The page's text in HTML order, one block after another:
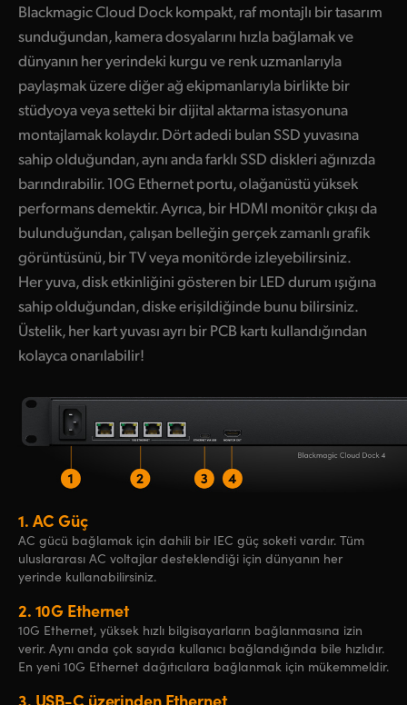
Blackmagic Cloud Dock kompakt, raf montajlı bir tasarım
sunduğundan, kamera dosyalarını hızla bağlamak ve
dünyanın her yerindeki kurgu ve renk uzmanlarıyla
paylaşmak üzere diğer ağ ekipmanlarıyla birlikte bir
stüdyoya veya setteki bir dijital aktarma istasyonuna
montajlamak kolaydır. Dört adedi bulan SSD yuvasına
sahip olduğundan, aynı anda farklı SSD diskleri ağınızda
barındırabilir. 10G Ethernet portu, olağanüstü yüksek
performans demektir. Ayrıca, bir HDMI monitör çıkışı da
bulunduğundan, çalışan belleğin gerçek zamanlı grafik
görüntüsünü, bir TV veya monitörde izleyebilirsiniz.
Her yuva, disk etkinliğini gösteren bir LED durum ışığına
sahip olduğundan, diske erişildiğinde bunu bilirsiniz.
Üstelik, her kart yuvası ayrı bir PCB kartı kullandığından
kolayca onarılabilir!
1. AC Güç
AC gücü bağlamak için dahili bir IEC güç soketi vardır. Tüm
uluslararası AC voltajlar desteklendiği için dünyanın her
yerinde kullanabilirsiniz.
2. 10G Ethernet
10G Ethernet, yüksek hızlı bilgisayarların bağlanmasına izin
verir. Aynı anda çok sayıda kullanıcı bağlandığında bile hızlıdır.
En yeni 10G Ethernet dağıtıcılara bağlanmak için mükemmeldir.
3. USB-C üzerinden Ethernet